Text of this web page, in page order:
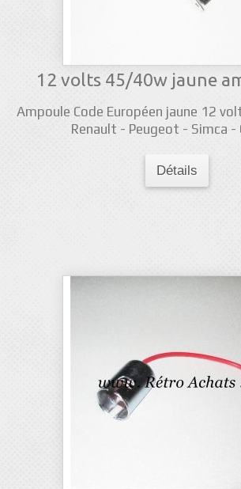
12 volts 45/40w jaune
Ampoule Code Européen jaune 12
Renault - Peugeot - Simca -
Détails